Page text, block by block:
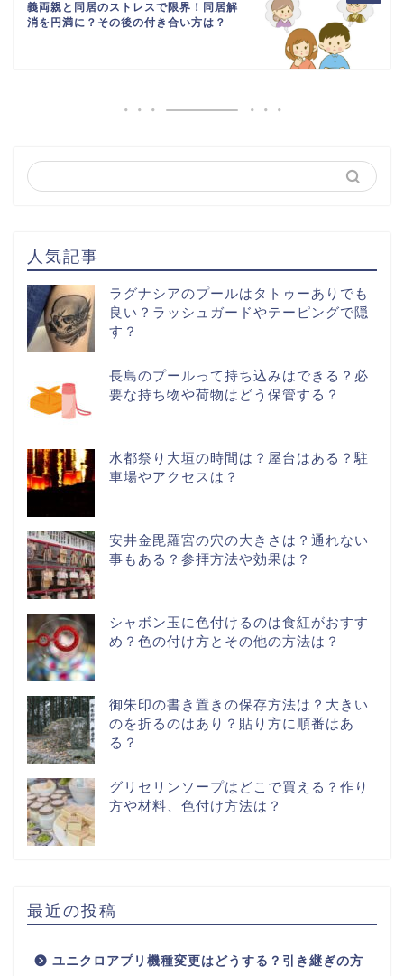
義両親と同居のストレスで限界！同居解
消を円満に？その後の付き合い方は？
人気記事
ラグナシアのプールはタトゥーありでも
良い？ラッシュガードやテーピングで隠
す？
長島のプールって持ち込みはできる？必
要な持ち物や荷物はどう保管する？
水都祭り大垣の時間は？屋台はある？駐
車場やアクセスは？
安井金毘羅宮の穴の大きさは？通れない
事もある？参拝方法や効果は？
シャボン玉に色付けるのは食紅がおすす
め？色の付け方とその他の方法は？
御朱印の書き置きの保存方法は？大きい
のを折るのはあり？貼り方に順番はあ
る？
グリセリンソープはどこで買える？作り
方や材料、色付け方法は？
最近の投稿
ユニクロアプリ機種変更はどうする？引き継ぎの方